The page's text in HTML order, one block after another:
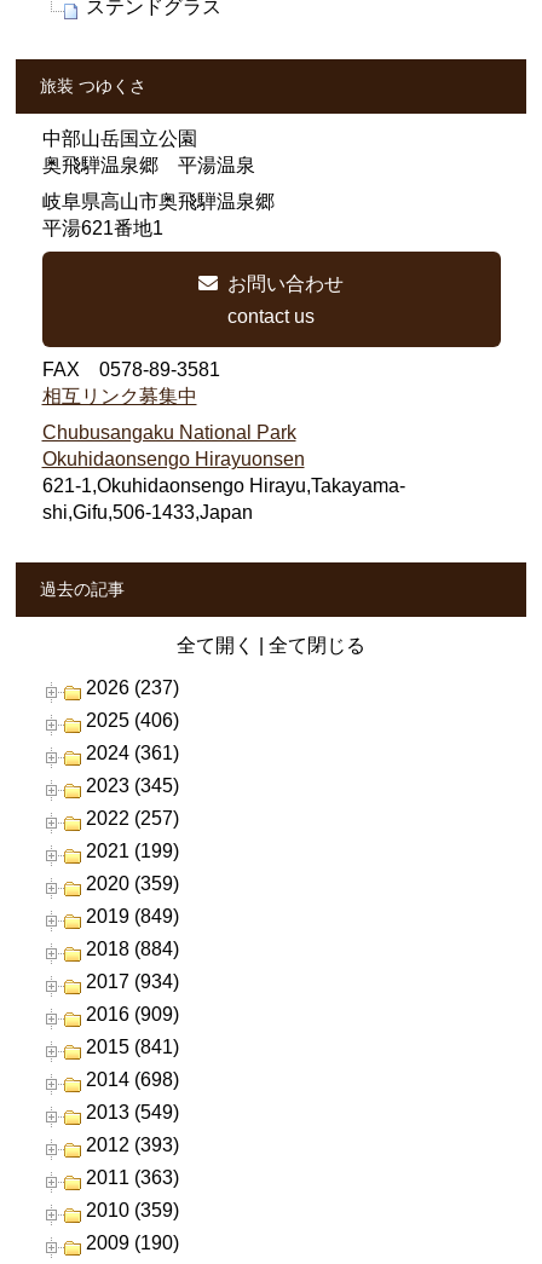
ステンドグラス
旅装 つゆくさ
中部山岳国立公園
奥飛騨温泉郷 平湯温泉
岐阜県高山市奥飛騨温泉郷
平湯621番地1
お問い合わせ
contact us
FAX 0578-89-3581
相互リンク募集中
Chubusangaku National Park
Okuhidaonsengo Hirayuonsen
621-1,Okuhidaonsengo Hirayu,Takayama-
shi,Gifu,506-1433,Japan
過去の記事
全て開く 全て閉じる
2026 (237)
2025 (406)
2024 (361)
2023 (345)
2022 (257)
2021 (199)
2020 (359)
2019 (849)
2018 (884)
2017 (934)
2016 (909)
2015 (841)
2014 (698)
2013 (549)
2012 (393)
2011 (363)
2010 (359)
2009 (190)